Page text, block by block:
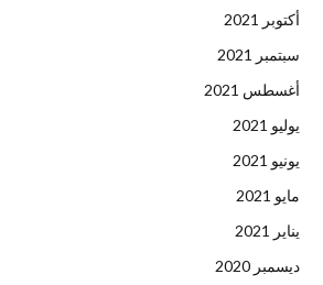
أكتوبر 2021
سبتمبر 2021
أغسطس 2021
يوليو 2021
يونيو 2021
مايو 2021
يناير 2021
ديسمبر 2020